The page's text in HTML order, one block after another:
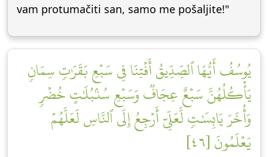
vam protumačiti san, samo me pošaljite!"
يُوسُفُ أَيُّهَا ٱلصِّدِّيقُ أَفۡتِنَا فِي سَبۡعِ بَقَرَٰتٖ سِمَانٖ
يَأۡكُلُهُنَّ سَبۡعٌ عِجَافٞ وَسَبۡعِ سُنۢبُلَٰتٍ خُضۡرٖ
وَأُخَرَ يَابِسَٰتٖ لَّعَلِّيٓ أَرۡجِعُ إِلَى ٱلنَّاسِ لَعَلَّهُمۡ
يَعۡلَمُونَ [٤٦]